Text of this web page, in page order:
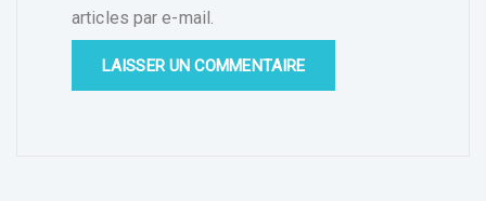
articles par e-mail.